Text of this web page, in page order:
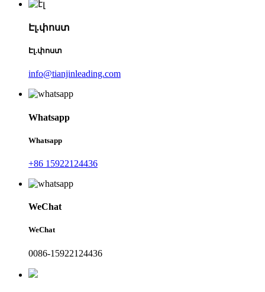
Էլ.փոստ
Էլ.փոստ
info@tianjinleading.com
Whatsapp
Whatsapp
+86 15922124436
WeChat
WeChat
0086-15922124436